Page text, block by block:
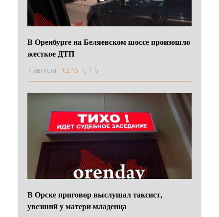
В Оренбурге на Беляевском шоссе произошло
жесткое ДТП
7 августа 13:46 6
В Орске приговор выслушал таксист,
увезший у матери младенца